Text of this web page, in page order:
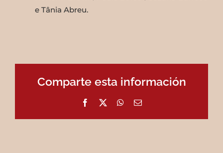
e Tânia Abreu.
Comparte esta información
Facebook WhatsApp
Email